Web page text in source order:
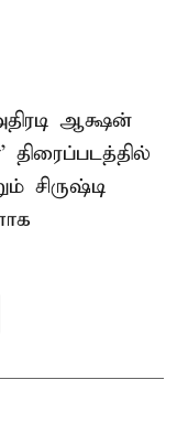
ஆக்ஷன்
சிருஷ்டி